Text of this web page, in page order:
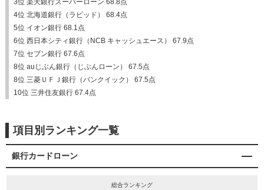
3位 楽天銀行スーパーローン 68.8点
4位 北海道銀行（ラピッド） 68.4点
5位 イオン銀行 68.1点
6位 西日本シティ銀行（NCB キャッシュエース） 67.9点
7位 セブン銀行 67.6点
8位 auじぶん銀行（じぶんローン） 67.5点
8位 三菱ＵＦＪ銀行（バンクイック） 67.5点
10位 三井住友銀行 67.4点
項目別ランキング一覧
銀行カードローン
総合ランキング